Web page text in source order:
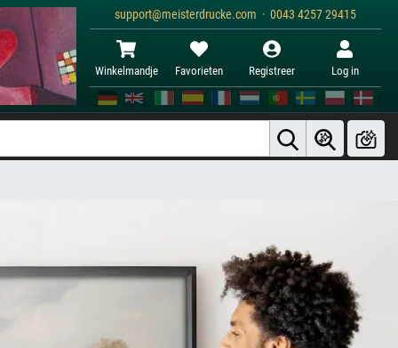
support@meisterdrucke.com · 0043 4257 29415
Winkelmandje Favorieten Registreer Log in